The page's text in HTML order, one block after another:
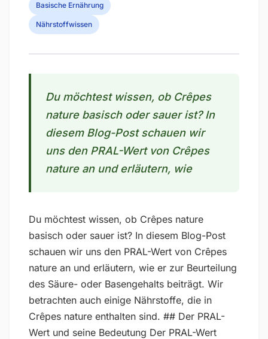
Basische Ernährung
Nährstoffwissen
Du möchtest wissen, ob Crêpes
nature basisch oder sauer ist? In
diesem Blog-Post schauen wir
uns den PRAL-Wert von Crêpes
nature an und erläutern, wie
Du möchtest wissen, ob Crêpes nature
basisch oder sauer ist? In diesem Blog-Post
schauen wir uns den PRAL-Wert von Crêpes
nature an und erläutern, wie er zur Beurteilung
des Säure- oder Basengehalts beiträgt. Wir
betrachten auch einige Nährstoffe, die in
Crêpes nature enthalten sind. ## Der PRAL-
Wert und seine Bedeutung Der PRAL-Wert